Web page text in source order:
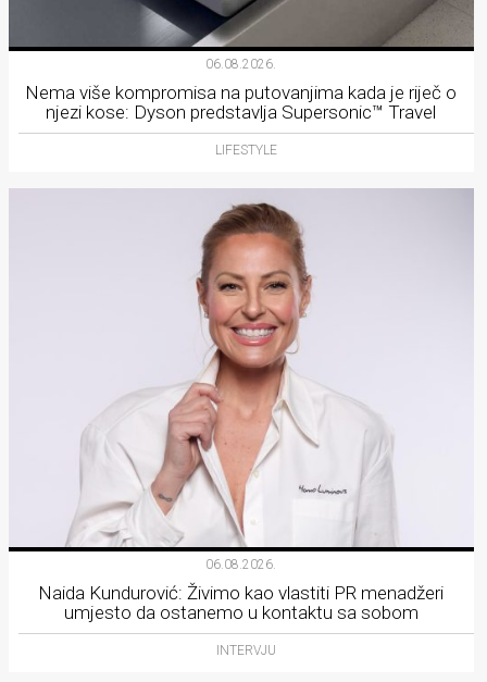
06.08.2026.
Nema više kompromisa na putovanjima kada je riječ o
njezi kose: Dyson predstavlja Supersonic™ Travel
LIFESTYLE
06.08.2026.
Naida Kundurović: Živimo kao vlastiti PR menadžeri
umjesto da ostanemo u kontaktu sa sobom
INTERVJU